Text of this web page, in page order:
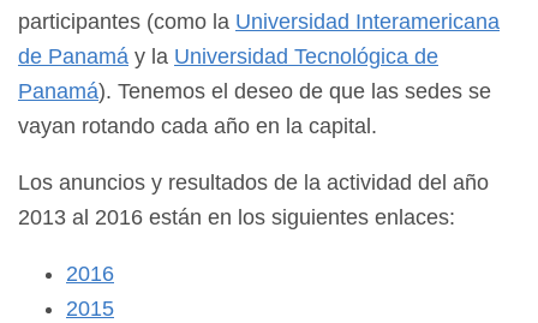
participantes (como la Universidad Interamericana
de Panamá y la Universidad Tecnológica de
Panamá). Tenemos el deseo de que las sedes se
vayan rotando cada año en la capital.
Los anuncios y resultados de la actividad del año
2013 al 2016 están en los siguientes enlaces:
2016
2015